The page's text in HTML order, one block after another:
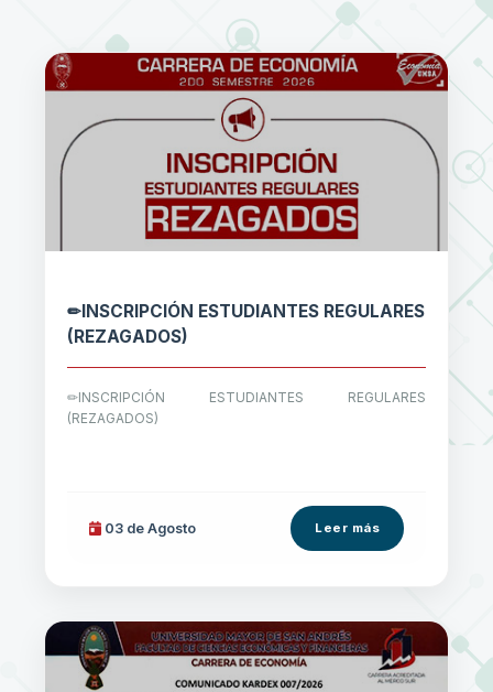
✏INSCRIPCIÓN ESTUDIANTES REGULARES
(REZAGADOS)
✏INSCRIPCIÓN ESTUDIANTES REGULARES
(REZAGADOS)
03 de Agosto Leer más